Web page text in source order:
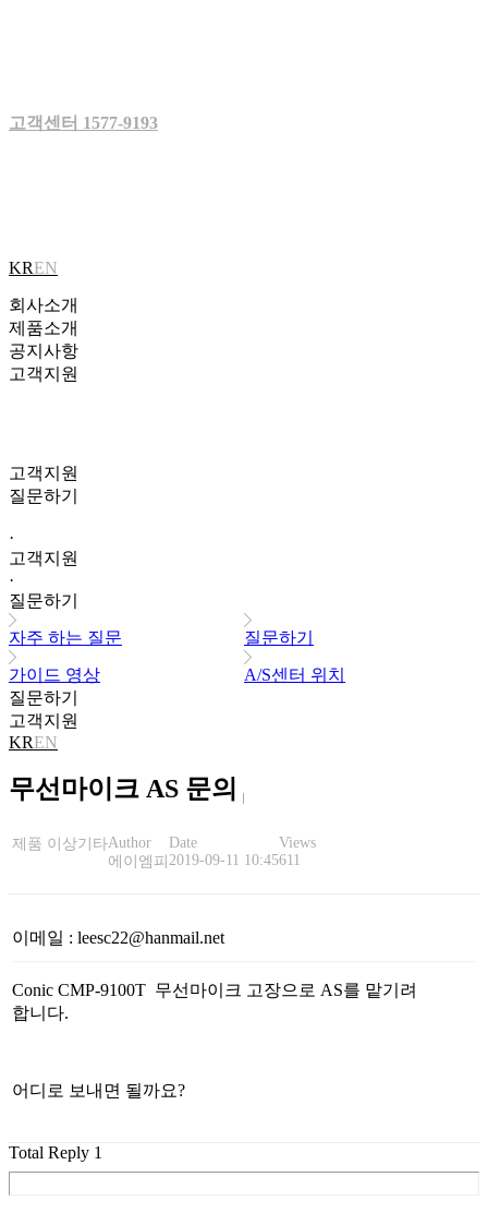
고객센터 1577-9193
KREN
회사소개
제품소개
공지사항
고객지원
KREN
고객지원
질문하기
·
고객지원
·
질문하기
자주 하는 질문 질문하기
가이드 영상
A/S센터 위치
질문하기
고객지원
무선마이크 AS 문의
제품 이상기타Author
에이엠피
Date
2019-09-11 10:45
Views
611
이메일 : leesc22@hanmail.net
Conic CMP-9100T 무선마이크 고장으로 AS를 맡기려
합니다.
어디로 보내면 될까요?
Total Reply 1